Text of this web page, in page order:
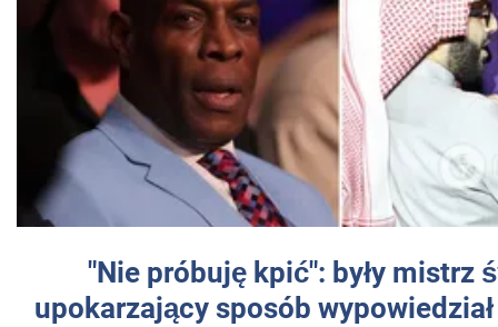
"Nie próbuję kpić": były mistrz
upokarzający sposób